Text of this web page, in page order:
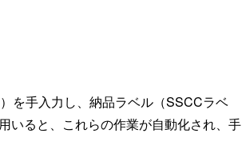
を手入力し、納品ラベル（SSCCラベ
いると、これらの作業が自動化され、手